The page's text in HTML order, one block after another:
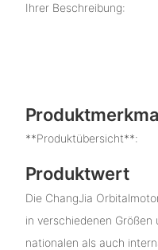
Ihrer Beschreibung:
**Produktübersicht**:
Produktwert
Die ChangJia
in verschiedenen
nationalen als auch